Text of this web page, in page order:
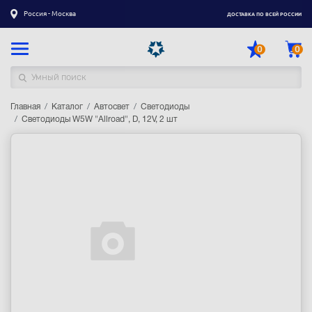
Россия - Москва ДОСТАВКА ПО ВСЕЙ РОССИИ
0 0
Каталог товаров
Главная Каталог Автосвет
Светодиоды
Светодиоды W5W "Allroad", D, 12V, 2 шт